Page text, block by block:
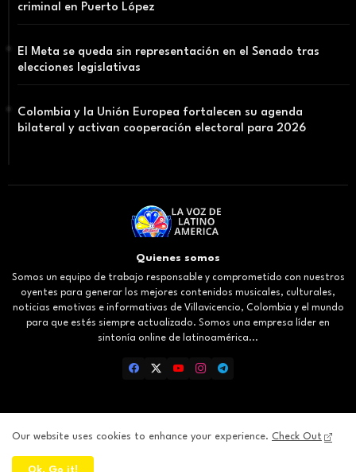
criminal en Puerto López
El Meta se queda sin representación en el Senado tras
elecciones legislativas
Colombia y la Unión Europea fortalecen su agenda
bilateral y activan cooperación electoral para 2026
Quienes somos
Somos un equipo de trabajo responsable y comprometido con nuestros
oyentes para generar los mejores contenidos musicales, culturales,
noticias emotivas e informativas de Villavicencio, Colombia y el mundo
para que estés siempre actualizado. Somos una empresa líder en
sintonía online de latinoamérica...
Inicio About Contact us Privacy Policy
Our website uses cookies to enhance your experience. Check Out